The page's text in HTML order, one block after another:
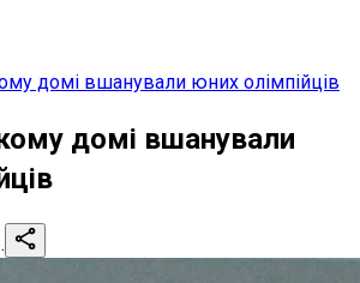
домі вшанували юних олімпійців
домі вшанували